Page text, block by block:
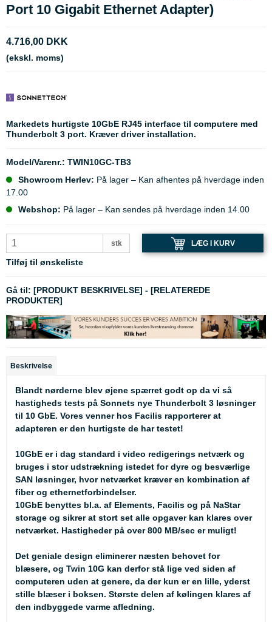
Port 10 Gigabit Ethernet Adapter)
4.716,00 DKK
(ekskl. moms)
Markedets hurtigste 10GbE RJ45 interface til computere med
Thunderbolt 3 port. Kræver driver installation.
Model/Varenr.: TWIN10GC-TB3
Showroom Herlev: På lager – Kan afhentes på hverdage inden
17.00
Webshop: På lager – Kan sendes på hverdage inden 14.00
stk LÆG I KURV
Tilføj til ønskeliste
Gå til: [PRODUKT BESKRIVELSE] - [RELATEREDE
PRODUKTER]
Beskrivelse
Blandt nørderne blev øjene spærret godt op da vi så
hastigheds tests på Sonnets nye Thunderbolt 3 løsninger
til 10 GbE. Vores venner hos Facilis rapporterer at
adapteren er den hurtigste de har testet!
10GbE er i dag standard i video redigerings netværk og
bruges i stor udstrækning istedet for dyre og besværlige
SAN løsninger, hvor netværket kræver en kombination af
fiber og ethernetforbindelser.
10GbE benyttes bl.a. af Elements, Facilis og på NaStar
storage og sikrer at stort set alle opgaver kan klares over
netværket. Hastigheder på over 800 MB/sec er muligt!
Det geniale design eliminerer næsten behovet for
blæsere, og Twin 10G kan derfor stå lige ved siden af
computeren uden at genere, da der kun er en lille, yderst
stille blæser i boksen. Største delen af kølingen klares af
den indbyggede varme afledning.